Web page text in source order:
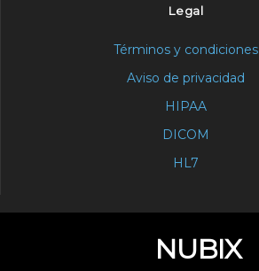
Legal
Términos y condiciones
Aviso de privacidad
HIPAA
DICOM
HL7
NUBIX